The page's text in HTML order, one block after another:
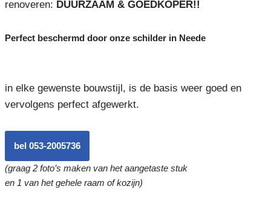
renoveren: DUURZAAM & GOEDKOPER!!
Perfect beschermd door onze schilder in Neede
in elke gewenste bouwstijl, is de basis weer goed en
vervolgens perfect afgewerkt.
bel 053-2005736
(graag 2 foto’s maken van het aangetaste stuk
en 1 van het gehele raam of kozijn)